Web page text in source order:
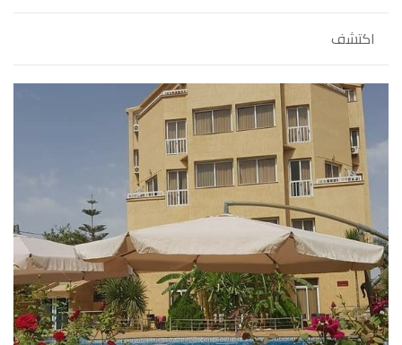
اكتشف